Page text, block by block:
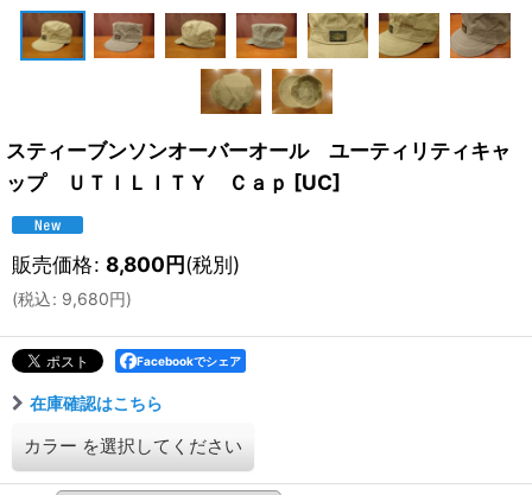
スティーブンソンオーバーオール ユーティリティキャ
ップ ＵＴＩＬＩＴＹ Ｃａｐ [UC]
販売価格: 8,800円(税別)
(税込: 9,680円)
Facebookでシェア
在庫確認はこちら
カラー を選択してください